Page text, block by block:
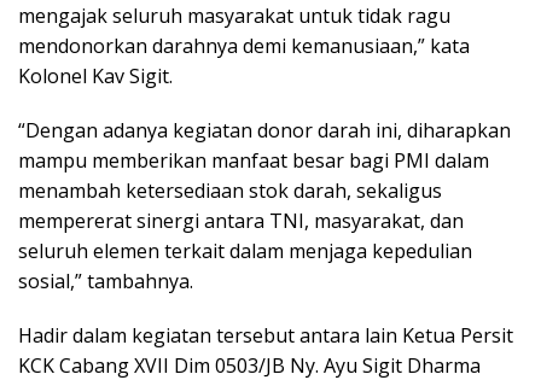
mengajak seluruh masyarakat untuk tidak ragu
mendonorkan darahnya demi kemanusiaan,” kata
Kolonel Kav Sigit.
“Dengan adanya kegiatan donor darah ini, diharapkan
mampu memberikan manfaat besar bagi PMI dalam
menambah ketersediaan stok darah, sekaligus
mempererat sinergi antara TNI, masyarakat, dan
seluruh elemen terkait dalam menjaga kepedulian
sosial,” tambahnya.
Hadir dalam kegiatan tersebut antara lain Ketua Persit
KCK Cabang XVII Dim 0503/JB Ny. Ayu Sigit Dharma